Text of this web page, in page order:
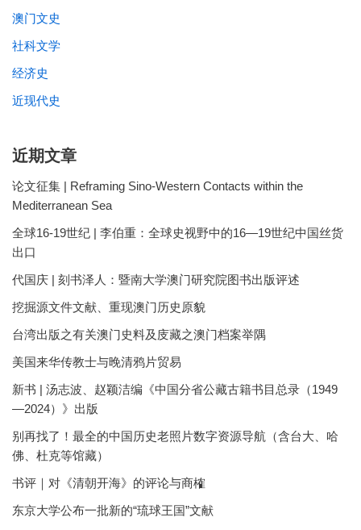
澳门文史
社科文学
经济史
近现代史
近期文章
论文征集 | Reframing Sino-Western Contacts within the
Mediterranean Sea
全球16-19世纪 | 李伯重：全球史视野中的16—19世纪中国丝货
出口
代国庆 | 刻书泽人：暨南大学澳门研究院图书出版评述
挖掘源文件文献、重现澳门历史原貌
台湾出版之有关澳门史料及庋藏之澳门档案举隅
美国来华传教士与晚清鸦片贸易
新书 | 汤志波、赵颖洁编《中国分省公藏古籍书目总录（1949
—2024）》出版
别再找了！最全的中国历史老照片数字资源导航（含台大、哈
佛、杜克等馆藏）
书评｜对《清朝开海》的评论与商榷
东京大学公布一批新的“琉球王国”文献